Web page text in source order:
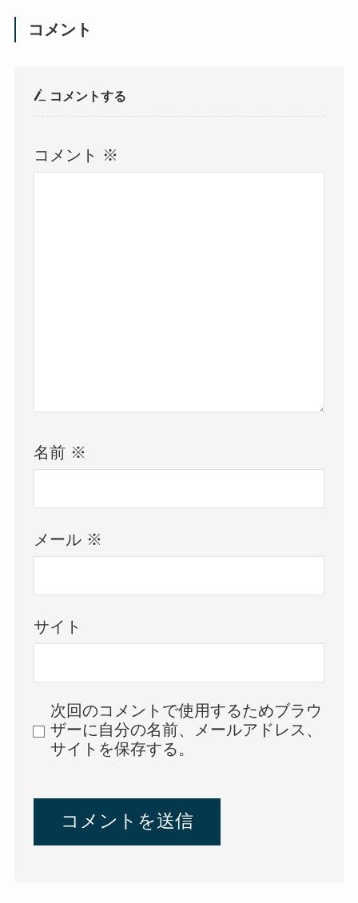
コメント
コメントする
コメント ※
名前 ※
メール ※
サイト
次回のコメントで使用するためブラウ
ザーに自分の名前、メールアドレス、
サイトを保存する。